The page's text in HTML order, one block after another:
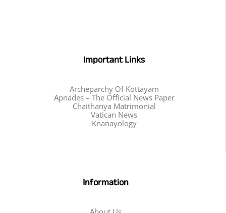
Important Links
Archeparchy Of Kottayam
Apnades – The Official News Paper
Chaithanya Matrimonial
Vatican News
Knanayology
Information